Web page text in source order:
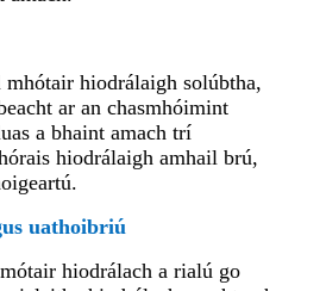
hiodrálaigh solúbtha,
ar an chasmhóimint
a bhaint amach trí
hiodrálaigh amhail brú,
uathoibriú
hiodrálach a rialú go